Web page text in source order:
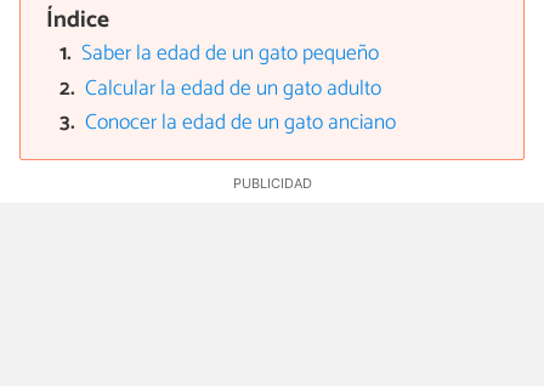
Índice
Saber la edad de un gato pequeño
Calcular la edad de un gato adulto
Conocer la edad de un gato anciano